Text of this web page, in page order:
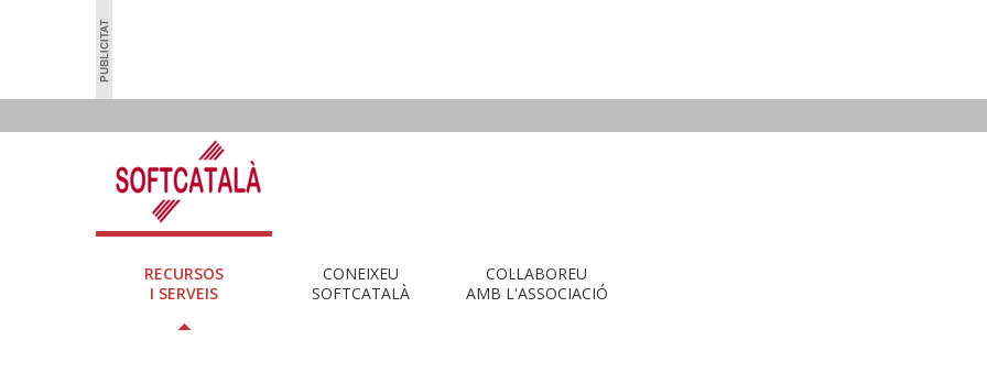
RECURSOS
I SERVEIS
CONEIXEU
SOFTCATALÀ
COL·LABOREU
AMB L'ASSOCIACIÓ